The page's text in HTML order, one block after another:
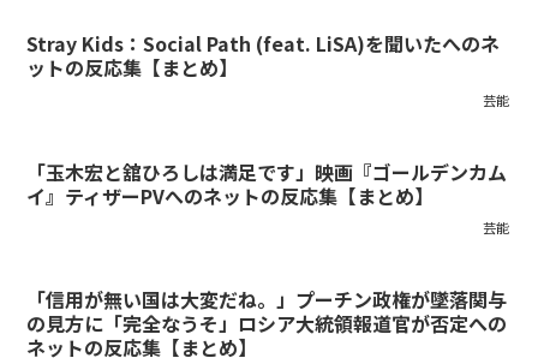
Stray Kids：Social Path (feat. LiSA)を聞いたへのネ
ットの反応集【まとめ】
芸能
「玉木宏と舘ひろしは満足です」映画『ゴールデンカム
イ』ティザーPVへのネットの反応集【まとめ】
芸能
「信用が無い国は大変だね。」プーチン政権が墜落関与
の見方に「完全なうそ」ロシア大統領報道官が否定への
ネットの反応集【まとめ】